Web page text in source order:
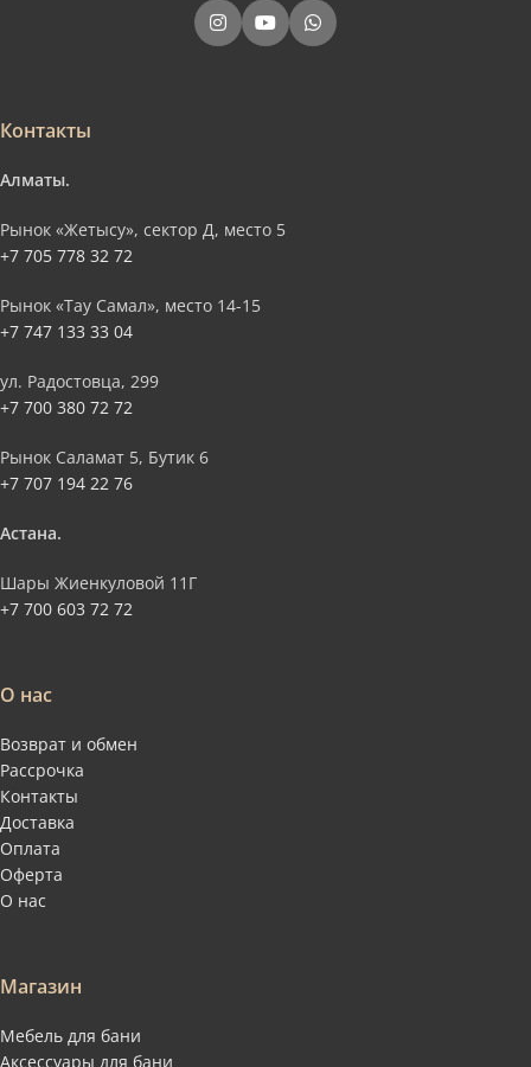
Контакты
Алматы.
Рынок «Жетысу», сектор Д, место 5
+7 705 778 32 72
Рынок «Тау Самал», место 14-15
+7 747 133 33 04
ул. Радостовца, 299
+7 700 380 72 72
Рынок Саламат 5, Бутик 6
+7 707 194 22 76
Астана.
Шары Жиенкуловой 11Г
+7 700 603 72 72
О нас
Возврат и обмен
Рассрочка
Контакты
Доставка
Оплата
Оферта
О нас
Магазин
Мебель для бани
Аксессуары для бани